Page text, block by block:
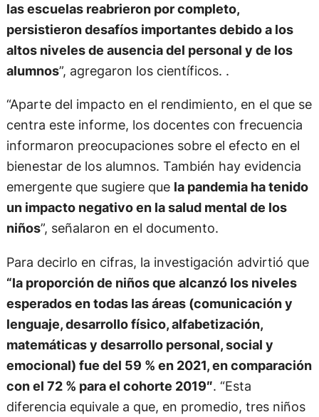
las escuelas reabrieron por completo,
persistieron desafíos importantes debido a los
altos niveles de ausencia del personal y de los
alumnos”, agregaron los científicos. .
“Aparte del impacto en el rendimiento, en el que se
centra este informe, los docentes con frecuencia
informaron preocupaciones sobre el efecto en el
bienestar de los alumnos. También hay evidencia
emergente que sugiere que la pandemia ha tenido
un impacto negativo en la salud mental de los
niños”, señalaron en el documento.
Para decirlo en cifras, la investigación advirtió que
“la proporción de niños que alcanzó los niveles
esperados en todas las áreas (comunicación y
lenguaje, desarrollo físico, alfabetización,
matemáticas y desarrollo personal, social y
emocional) fue del 59 % en 2021, en comparación
con el 72 % para el cohorte 2019″. “Esta
diferencia equivale a que, en promedio, tres niños